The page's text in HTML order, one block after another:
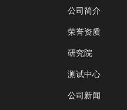
公司简介
荣誉资质
研究院
测试中心
公司新闻